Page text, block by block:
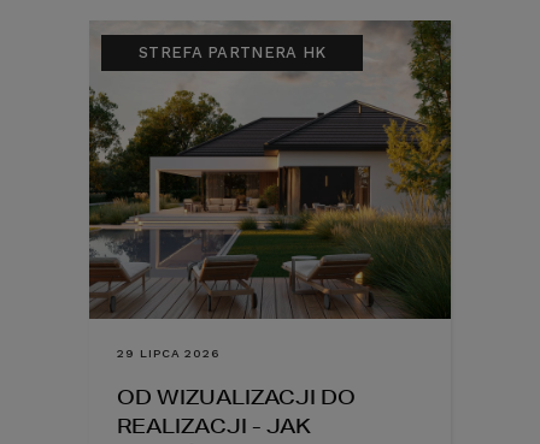
STREFA PARTNERA HK
29 LIPCA 2026
OD WIZUALIZACJI DO
REALIZACJI - JAK